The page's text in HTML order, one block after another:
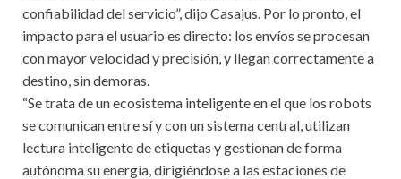
confiabilidad del servicio”, dijo Casajus. Por lo pronto, el
impacto para el usuario es directo: los envíos se procesan
con mayor velocidad y precisión, y llegan correctamente a
destino, sin demoras.
“Se trata de un ecosistema inteligente en el que los robots
se comunican entre sí y con un sistema central, utilizan
lectura inteligente de etiquetas y gestionan de forma
autónoma su energía, dirigiéndose a las estaciones de